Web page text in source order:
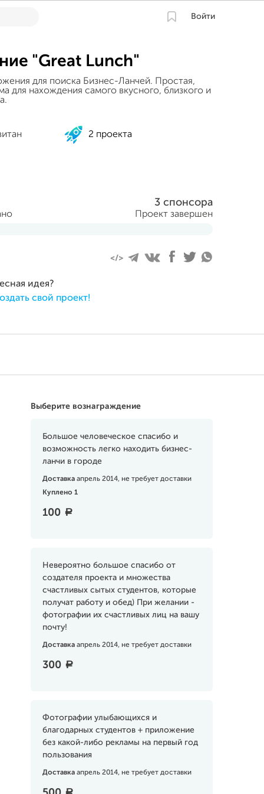
Войти
"Great Lunch"
для поиска Бизнес-Ланчей. Простая,
для нахождения самого вкусного, близкого и
2 проекта
3 спонсора
Проект завершен
идея?
свой проект!
Выберите вознаграждение
Большое человеческое спасибо и
возможность легко находить бизнес-
ланчи в городе
Доставка апрель 2014, не требует доставки
Куплено 1
100 a
Невероятно большое спасибо от
создателя проекта и множества
счастливых сытых студентов, которые
получат работу и обед) При желании -
фотографии их счастливых лиц на вашу
почту!
Доставка апрель 2014, не требует доставки
300 a
Фотографии улыбающихся и
благодарных студентов + приложение
без какой-либо рекламы на первый год
пользования
Доставка апрель 2014, не требует доставки
a